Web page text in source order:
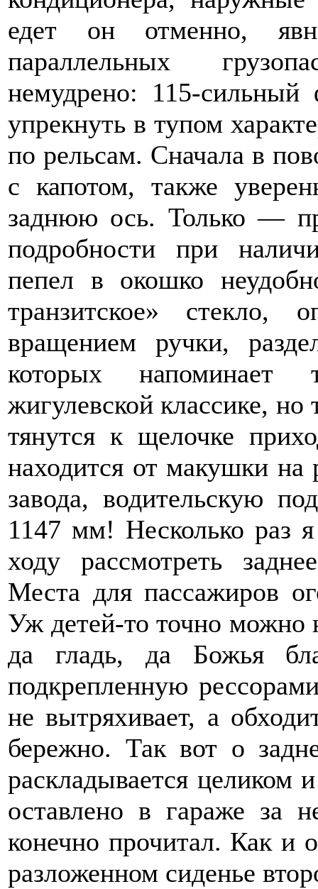
едет он отменно,
параллельных
немудрено: 115-сильный
упрекнуть в тупом
по рельсам. Сначала в
с капотом, также
заднюю ось. Только —
подробности при
пепел в окошко
транзитское» стекло,
вращением ручки,
которых напоминает
жигулевской классике,
тянутся к щелочке
находится от макушки
завода, водительскую
1147 мм! Несколько раз
ходу рассмотреть
Места для пассажиров
Уж детей-то точно
да гладь, да Божья
подкрепленную
не вытряхивает, а
бережно. Так вот о
раскладывается целиком
оставлено в гараже за
конечно прочитал. Как и
разложенном сиденье